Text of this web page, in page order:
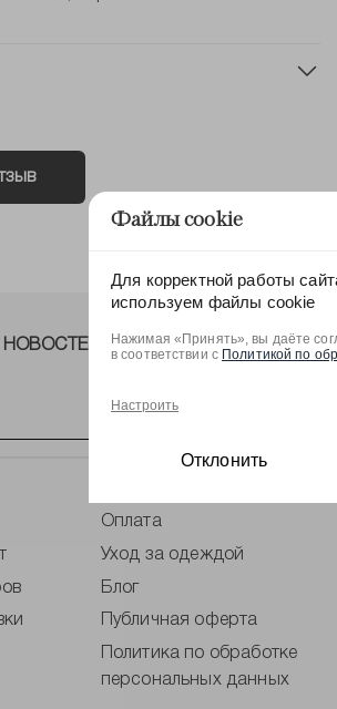
Оплата
Уход за одеждой
Блог
Публичная оферта
Политика по обработке
персональных данных
ОТ NELVA!
Файлы cookie
Для корректной работы
используем файлы cookie
Нажимая «Принять», вы даёте
в соответствии с Политикой по
Настроить
Отклонить